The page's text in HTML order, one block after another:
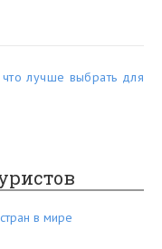
лучше выбрать для
в мире